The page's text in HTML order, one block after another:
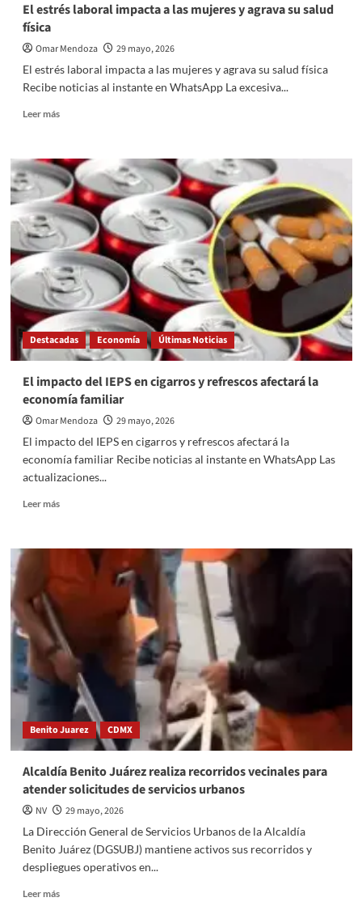
El estrés laboral impacta a las mujeres y agrava su salud
física
Omar Mendoza
29 mayo, 2026
El estrés laboral impacta a las mujeres y agrava su salud física
Recibe noticias al instante en WhatsApp La excesiva...
Leer másRead
El
estrés
laboral
impacta
a
las
mujeres
y
agrava
su
salud
física
Destacadas Economía Últimas Noticias
El impacto del IEPS en cigarros y refrescos afectará la
economía familiar
Omar Mendoza
29 mayo, 2026
El impacto del IEPS en cigarros y refrescos afectará la
economía familiar Recibe noticias al instante en WhatsApp Las
actualizaciones...
Leer másRead
El
impacto
del
IEPS
en
cigarros
y
refrescos
afectará
la
economía
familiar
Benito Juarez CDMX
Alcaldía Benito Juárez realiza recorridos vecinales para
atender solicitudes de servicios urbanos
NV
29 mayo, 2026
La Dirección General de Servicios Urbanos de la Alcaldía
Benito Juárez (DGSUBJ) mantiene activos sus recorridos y
despliegues operativos en...
Leer másRead